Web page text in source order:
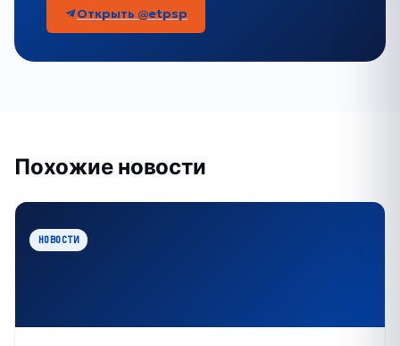
Открыть @etpsp
Похожие новости
НОВОСТИ